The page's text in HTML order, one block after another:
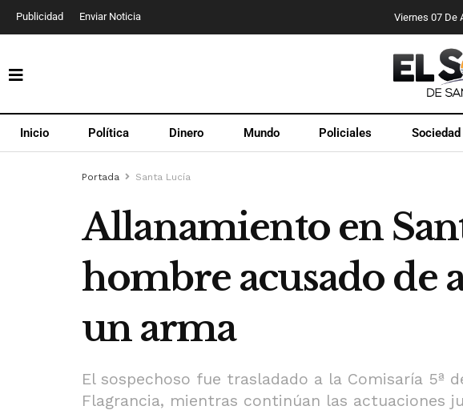
Publicidad Enviar Noticia Viernes 07 De
Inicio Política Dinero Mundo Policiales Sociedad
Portada Santa Lucía
Allanamiento en
hombre acusado de
un arma
El sospechoso fue trasladado a la Comisaría 5ª
Flagrancia, mientras continúan las actuaciones